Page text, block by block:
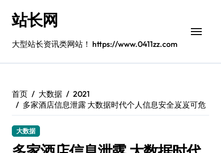
站长网
大型站长资讯类网站！ https://www.0411zz.com
首页 大数据
2021
多家酒店信息泄露 大数据时代个人信息安全岌岌可危
大数据